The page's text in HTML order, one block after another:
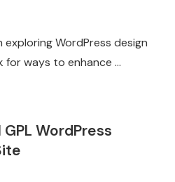
exploring WordPress design
for ways to enhance …
WordPress